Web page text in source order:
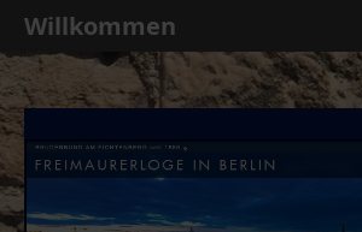
Willkommen